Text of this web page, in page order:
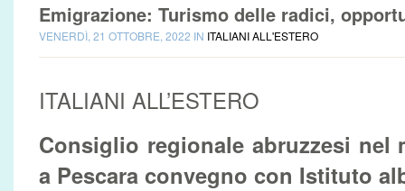
Emigrazione: Turismo delle radici,
VENERDÌ, 21 OTTOBRE, 2022 IN ITALIANI ALL'ESTERO
ITALIANI ALL’ESTERO
Consiglio regionale abruzzesi nel
a Pescara convegno con Istituto